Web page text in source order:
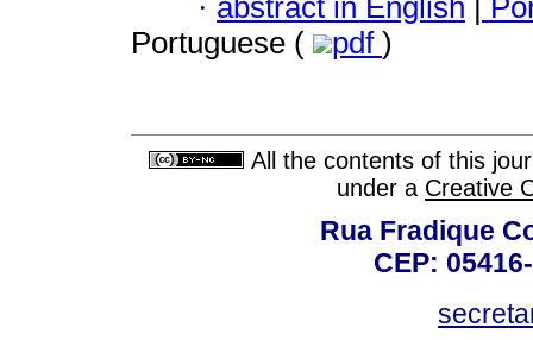
· abstract in English |
Portuguese (
pdf )
All the contents of this
under a Creative
Rua Fradique
CEP: